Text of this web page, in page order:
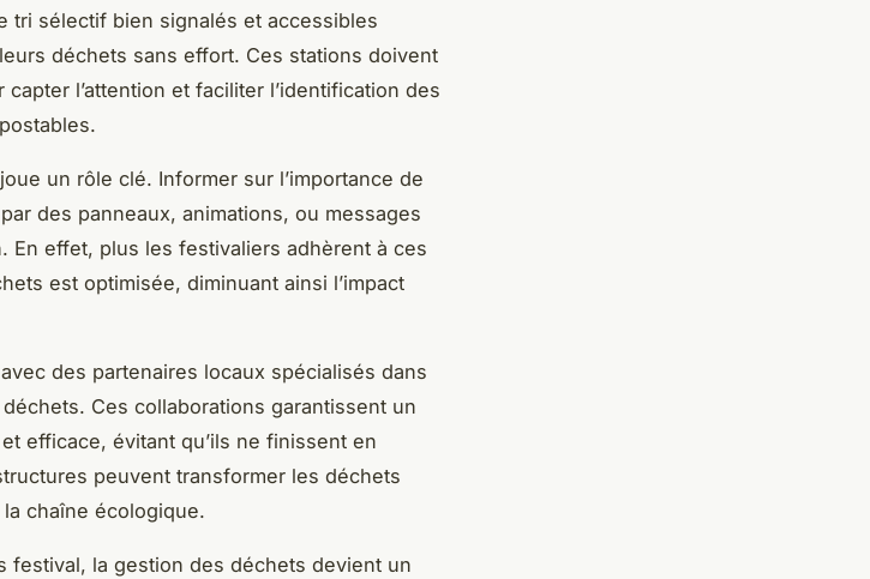
tri sélectif bien signalés et accessibles
déchets sans effort. Ces stations doivent
l’attention et faciliter l’identification des
un rôle clé. Informer sur l’importance de
des panneaux, animations, ou messages
En effet, plus les festivaliers adhèrent à ces
est optimisée, diminuant ainsi l’impact
des partenaires locaux spécialisés dans
Ces collaborations garantissent un
efficace, évitant qu’ils ne finissent en
peuvent transformer les déchets
chaîne écologique.
festival, la gestion des déchets devient un